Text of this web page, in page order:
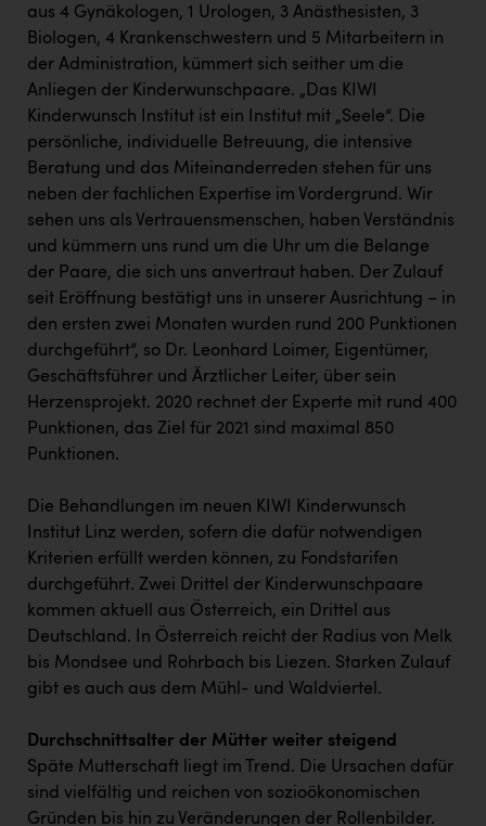
aus 4 Gynäkologen, 1 Urologen, 3 Anästhesisten, 3
Biologen, 4 Krankenschwestern und 5 Mitarbeitern in
der Administration, kümmert sich seither um die
Anliegen der Kinderwunschpaare. „Das KIWI
Kinderwunsch Institut ist ein Institut mit „Seele“. Die
persönliche, individuelle Betreuung, die intensive
Beratung und das Miteinanderreden stehen für uns
neben der fachlichen Expertise im Vordergrund. Wir
sehen uns als Vertrauensmenschen, haben Verständnis
und kümmern uns rund um die Uhr um die Belange
der Paare, die sich uns anvertraut haben. Der Zulauf
seit Eröffnung bestätigt uns in unserer Ausrichtung – in
den ersten zwei Monaten wurden rund 200 Punktionen
durchgeführt“, so Dr. Leonhard Loimer, Eigentümer,
Geschäftsführer und Ärztlicher Leiter, über sein
Herzensprojekt. 2020 rechnet der Experte mit rund 400
Punktionen, das Ziel für 2021 sind maximal 850
Punktionen.
Die Behandlungen im neuen KIWI Kinderwunsch
Institut Linz werden, sofern die dafür notwendigen
Kriterien erfüllt werden können, zu Fondstarifen
durchgeführt. Zwei Drittel der Kinderwunschpaare
kommen aktuell aus Österreich, ein Drittel aus
Deutschland. In Österreich reicht der Radius von Melk
bis Mondsee und Rohrbach bis Liezen. Starken Zulauf
gibt es auch aus dem Mühl- und Waldviertel.
Durchschnittsalter der Mütter weiter steigend
Späte Mutterschaft liegt im Trend. Die Ursachen dafür
sind vielfältig und reichen von sozioökonomischen
Gründen bis hin zu Veränderungen der Rollenbilder.